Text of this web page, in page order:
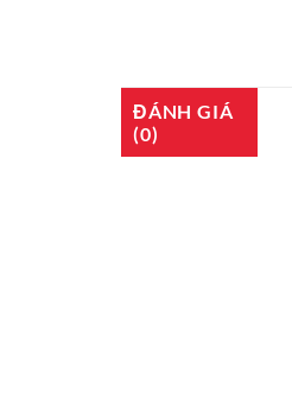
ĐÁNH GIÁ
(0)